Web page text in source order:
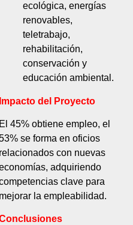
ecológica, energías
renovables,
teletrabajo,
rehabilitación,
conservación y
educación ambiental.
Impacto del Proyecto
El 45% obtiene empleo, el
se forma en oficios
relacionados con nuevas
adquiriendo
clave para
mejorar la empleabilidad.